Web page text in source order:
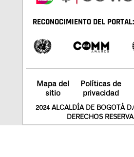
RECONOCIMIENTO DEL PORTAL:
Mapa del
sitio
Políticas de
privacidad
2024 ALCALDÍA DE BOGOTÁ
DERECHOS